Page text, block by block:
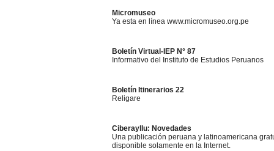
Micromuseo
Ya esta en línea www.micromuseo.org.pe
Boletín Virtual-IEP N° 87
Informativo del Instituto de Estudios Peruanos
Boletín Itinerarios 22
Religare
Ciberayllu: Novedades
Una publicación peruana y latinoamericana
disponible solamente en la Internet.